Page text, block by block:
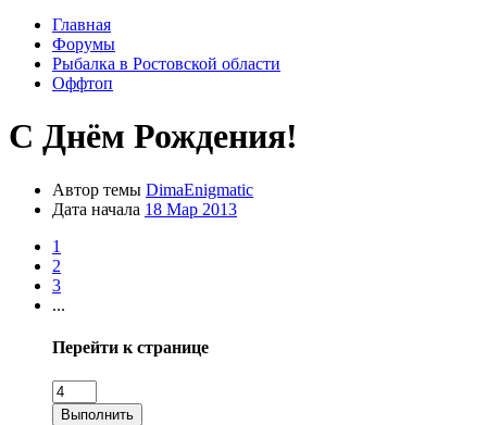
Главная
Форумы
Рыбалка в Ростовской области
Оффтоп
С Днём Рождения!
Автор темы DimaEnigmatic
Дата начала 18 Мар 2013
1
2
3
...
Перейти к странице
Выполнить